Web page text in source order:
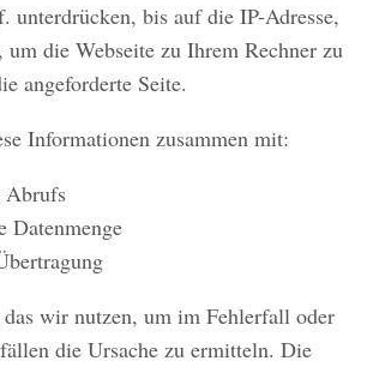
unterdrücken, bis auf die IP-Adresse,
die Webseite zu Ihrem Rechner zu
angeforderte Seite.
Informationen zusammen mit:
Abrufs
Datenmenge
wir nutzen, um im Fehlerfall oder
die Ursache zu ermitteln. Die